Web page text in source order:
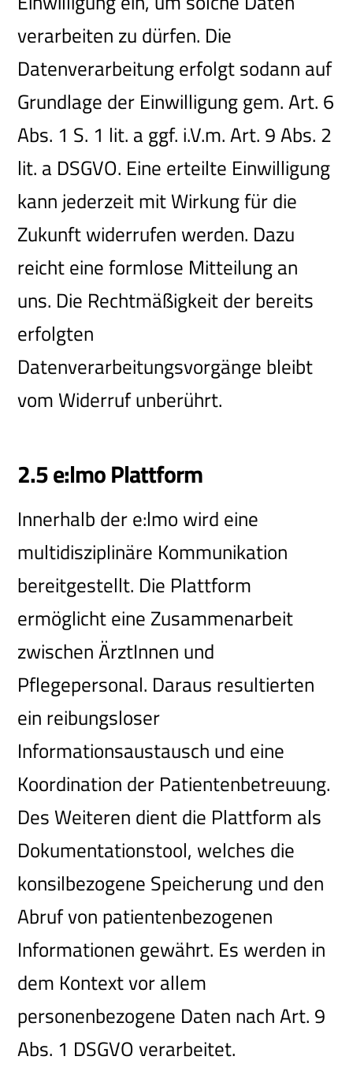
verarbeiten zu dürfen. Die
Datenverarbeitung erfolgt sodann auf
Grundlage der Einwilligung gem. Art. 6
Abs. 1 S. 1 lit. a ggf. i.V.m. Art. 9 Abs. 2
lit. a DSGVO. Eine erteilte Einwilligung
kann jederzeit mit Wirkung für die
Zukunft widerrufen werden. Dazu
reicht eine formlose Mitteilung an
uns. Die Rechtmäßigkeit der bereits
erfolgten
Datenverarbeitungsvorgänge bleibt
vom Widerruf unberührt.
2.5 e:lmo Plattform
Innerhalb der e:lmo wird eine
multidisziplinäre Kommunikation
bereitgestellt. Die Plattform
ermöglicht eine Zusammenarbeit
zwischen ÄrztInnen und
Pflegepersonal. Daraus resultierten
ein reibungsloser
Informationsaustausch und eine
Koordination der Patientenbetreuung.
Des Weiteren dient die Plattform als
Dokumentationstool, welches die
konsilbezogene Speicherung und den
Abruf von patientenbezogenen
Informationen gewährt. Es werden in
dem Kontext vor allem
personenbezogene Daten nach Art. 9
Abs. 1 DSGVO verarbeitet.